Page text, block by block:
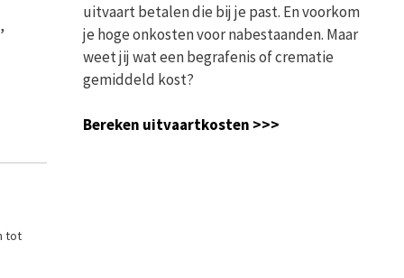
,
tot
uitvaart betalen die bij je past. En voorkom
je hoge onkosten voor nabestaanden. Maar
weet jij wat een begrafenis of crematie
gemiddeld kost?
Bereken uitvaartkosten >>>